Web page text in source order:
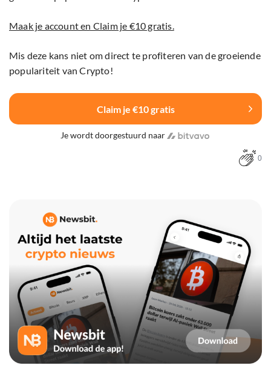
Maak je account en Claim je €10 gratis.
Mis deze kans niet om direct te profiteren van de groeiende
populariteit van Crypto!
Claim je €10 gratis
Je wordt doorgestuurd naar
0